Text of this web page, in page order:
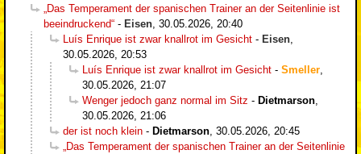
„Das Temperament der spanischen Trainer an der Seitenlinie ist
beeindruckend“ - Eisen 30.05.2026, 20:40
Luís Enrique ist zwar knallrot im Gesicht - Eisen
30.05.2026, 20:53
Luís Enrique ist zwar knallrot im Gesicht - Smeller
30.05.2026, 21:07
Wenger jedoch ganz normal im Sitz - Dietmarson
30.05.2026, 21:06
der ist noch klein - Dietmarson 30.05.2026, 20:45
„Das Temperament der spanischen Trainer an der Seitenlinie